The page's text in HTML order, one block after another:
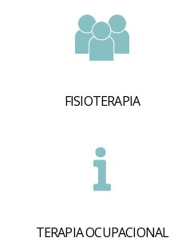
FISIOTERAPIA
TERAPIA OCUPACIONAL